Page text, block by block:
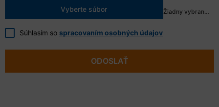
Vyberte súbor Žiadny vybraný súbor
Súhlasím so spracovaním osobných údajov
ODOSLAŤ